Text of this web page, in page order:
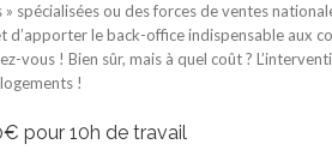
spécialisées ou des forces de ventes
d’apporter le back-office indispensable aux
vous ! Bien sûr, mais à quel coût ?
!
pour 10h de travail